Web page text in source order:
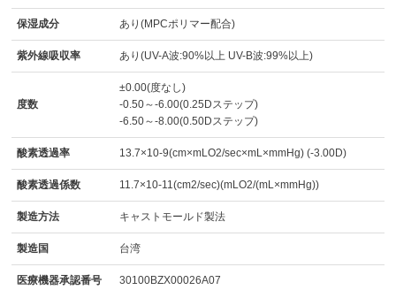
保湿成分 あり(MPCポリマー配合)
紫外線吸収率 あり(UV-A波:90%以上 UV-B波:99%以上)
度数
±0.00(度なし)
-0.50～-6.00(0.25Dステップ)
-6.50～-8.00(0.50Dステップ)
酸素透過率 13.7×10-9(cm×mLO2/sec×mL×mmHg) (-3.00D)
酸素透過係数 11.7×10-11(cm2/sec)(mLO2/(mL×mmHg))
製造方法 キャストモールド製法
製造国 台湾
医療機器承認番号 30100BZX00026A07